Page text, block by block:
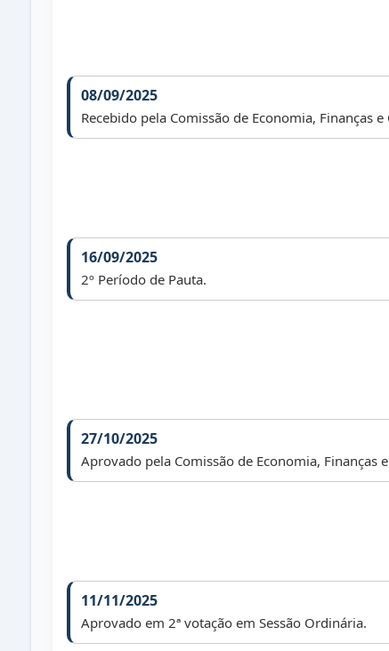
08/09/2025
Recebido pela Comissão de Economia, Finanças
16/09/2025
2º Período de Pauta.
27/10/2025
Aprovado pela Comissão de Economia, Finanças
11/11/2025
Aprovado em 2ª votação em Sessão Ordinária.